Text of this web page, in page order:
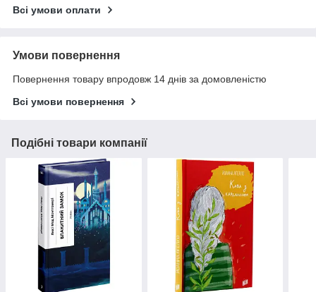
Всі умови оплати
Умови повернення
Повернення товару впродовж 14 днів за домовленістю
Всі умови повернення
Подібні товари компанії